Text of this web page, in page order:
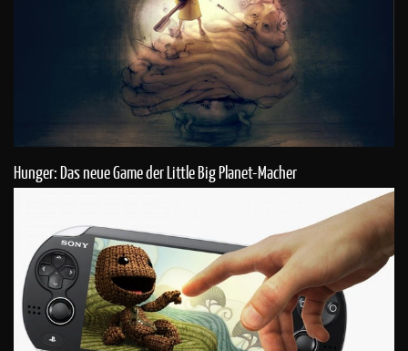
Hunger: Das neue Game der Little Big Planet-Macher